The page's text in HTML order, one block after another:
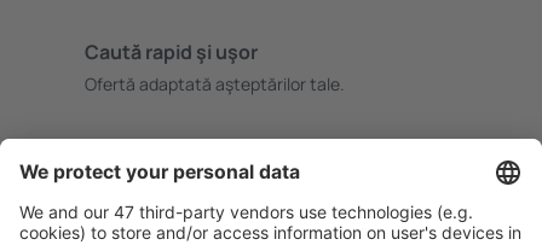
Caută rapid şi uşor
Ofertă adaptată aşteptărilor tale.
Rezervare fără griji cu opțiune gratuită de anulare.